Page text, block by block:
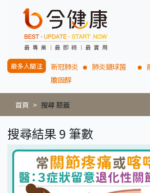
最多人關注 新冠肺炎 肺炎鏈球菌
膽固醇
首頁 搜尋 膝蓋
搜尋結果 9 筆數